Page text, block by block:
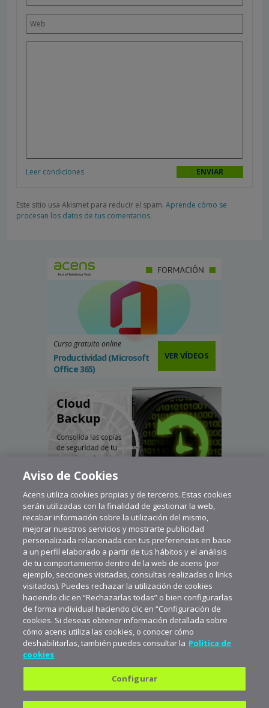
Leer condiciones
Este sitio usa Akismet para reducir el spam. Aprende cómo se
procesan los datos de tus comentarios.
Curso gratuito online
Productividad (Microsoft
Office 365)
VER VÍDEOS
Política de privacidad
Política de cookies
Aviso de Cookies
Acens utiliza cookies propias y de terceros. Estas cookies
serán utilizadas con la finalidad de gestionar la web,
recabar información sobre la utilización del mismo,
mejorar nuestros servicios y mostrarte publicidad
personalizada relacionada con tus preferencias en base
a un perfil elaborado a partir de tus hábitos y el análisis
de tu comportamiento dentro de la web de acens (por
ejemplo, secciones visitadas, consultas realizadas o links
visitados). Puedes rechazar la utilización de cookies
haciendo clic en “Rechazarlas todas” o bien configurarlas
de forma individual haciendo clic en “Configuración de
cookies. Si deseas obtener información detallada sobre
cómo acens utiliza las cookies, o conocer cómo
deshabilitarlas, también puedes consultar la Política de
cookies
Configurar